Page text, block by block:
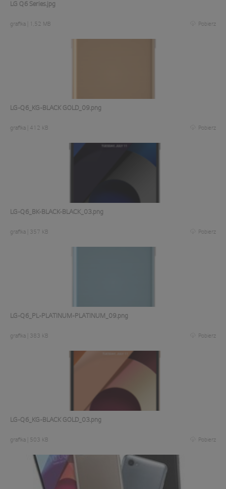
LG Q6 Series.jpg
grafika 1,52 MB Pobierz
LG-Q6_KG-BLACK GOLD_09.png
grafika 412 KB Pobierz
LG-Q6_BK-BLACK-BLACK_03.png
grafika 357 KB Pobierz
LG-Q6_PL-PLATINUM-PLATINUM_09.png
grafika 383 KB Pobierz
LG-Q6_KG-BLACK GOLD_03.png
grafika 503 KB Pobierz